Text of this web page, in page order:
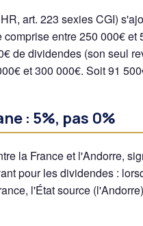
art. 223 sexies CGI)
entre 250 000€
de dividendes (son seul
et 300 000€. Soit 91
: 5%, pas 0%
la France et l'Andorre,
pour les dividendes :
l'État source